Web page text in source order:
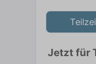
Jetzt für